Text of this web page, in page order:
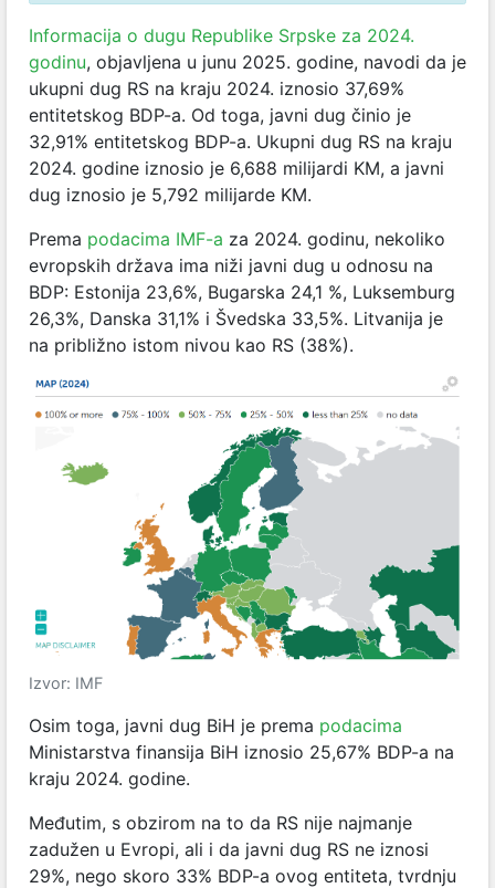
Informacija o dugu Republike Srpske za 2024.
godinu, objavljena u junu 2025. godine, navodi da je
ukupni dug RS na kraju 2024. iznosio 37,69%
entitetskog BDP-a. Od toga, javni dug činio je
32,91% entitetskog BDP-a. Ukupni dug RS na kraju
2024. godine iznosio je 6,688 milijardi KM, a javni
dug iznosio je 5,792 milijarde KM.
Prema podacima IMF-a za 2024. godinu, nekoliko
evropskih država ima niži javni dug u odnosu na
BDP: Estonija 23,6%, Bugarska 24,1 %, Luksemburg
26,3%, Danska 31,1% i Švedska 33,5%. Litvanija je
na približno istom nivou kao RS (38%).
Izvor: IMF
Osim toga, javni dug BiH je prema podacima
Ministarstva finansija BiH iznosio 25,67% BDP-a na
kraju 2024. godine.
Međutim, s obzirom na to da RS nije najmanje
zadužen u Evropi, ali i da javni dug RS ne iznosi
29%, nego skoro 33% BDP-a ovog entiteta, tvrdnju